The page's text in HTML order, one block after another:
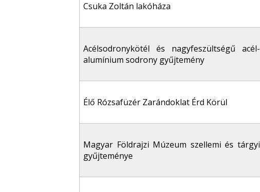
Csuka Zoltán lakóháza
Acélsodronykötél és nagyfeszültségű acél-
alumínium sodrony gyűjtemény
Élő Rózsafüzér Zarándoklat Érd Körül
Magyar Földrajzi Múzeum szellemi és tárgyi
gyűjteménye